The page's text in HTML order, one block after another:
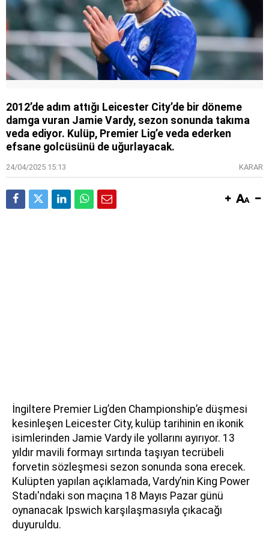
2012’de adım attığı Leicester City’de bir döneme
damga vuran Jamie Vardy, sezon sonunda takıma
veda ediyor. Kulüp, Premier Lig’e veda ederken
efsane golcüsünü de uğurlayacak.
24/04/2025 15:13 KARAR
İngiltere Premier Lig’den Championship’e düşmesi
kesinleşen Leicester City, kulüp tarihinin en ikonik
isimlerinden Jamie Vardy ile yollarını ayırıyor. 13
yıldır mavili formayı sırtında taşıyan tecrübeli
forvetin sözleşmesi sezon sonunda sona erecek.
Kulüpten yapılan açıklamada, Vardy’nin King Power
Stadı'ndaki son maçına 18 Mayıs Pazar günü
oynanacak Ipswich karşılaşmasıyla çıkacağı
duyuruldu.